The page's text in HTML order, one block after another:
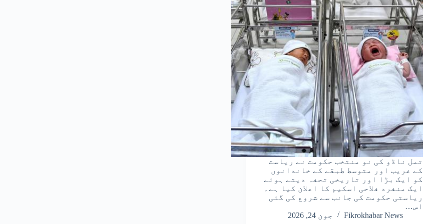
تمل ناڈو کی نو منتخب حکومت نے ریاست
کے غریب اور متوسط طبقے کے خاندانوں
کو ایک بڑا اور تاریخی تحفہ دیتے ہوئے
ایک منفرد فلاحی اسکیم کا اعلان کیا ہے۔
ریاستی حکومت کی جانب سے شروع کی گئی
اس…
Fikrokhabar News
جون 24, 2026